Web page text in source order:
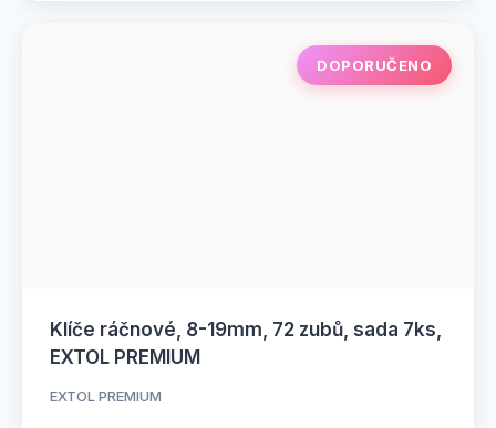
DOPORUČENO
Klíče ráčnové, 8-19mm, 72 zubů, sada 7ks,
EXTOL PREMIUM
EXTOL PREMIUM